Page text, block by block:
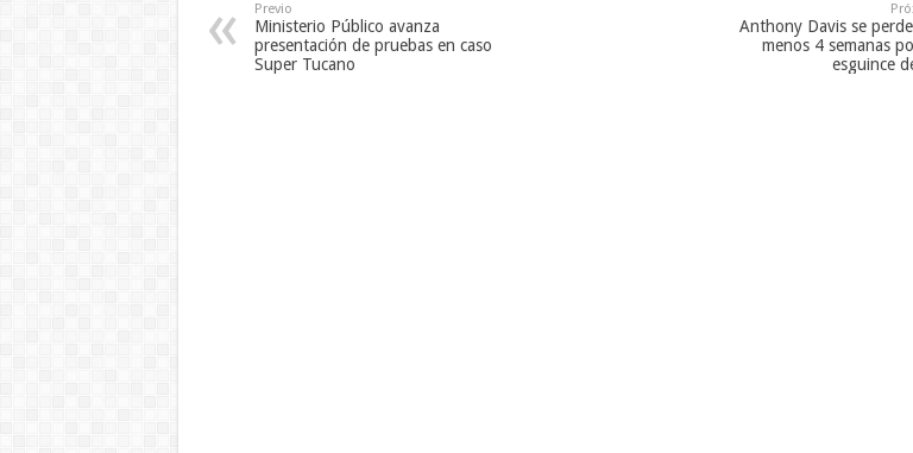
Previo
Ministerio Público avanza
presentación de pruebas en caso
Super Tucano
Anthony Davis se
menos 4 semanas
esguince